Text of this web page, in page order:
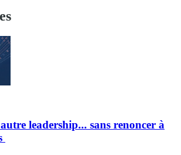
leadership... sans renoncer à